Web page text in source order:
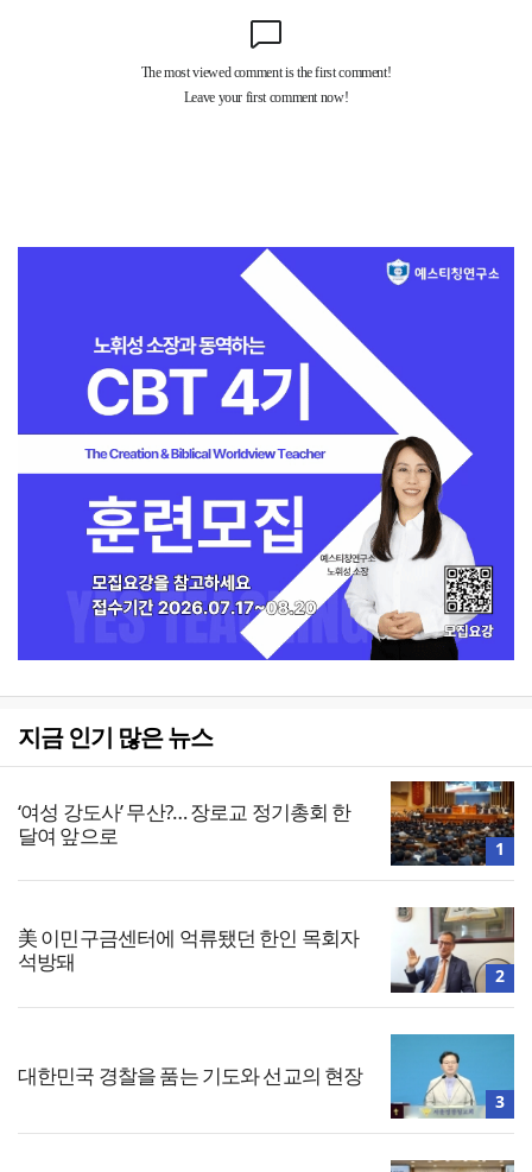
지금 인기 많은 뉴스
‘여성 강도사’ 무산?… 장로교 정기총회 한
달여 앞으로
1
美 이민구금센터에 억류됐던 한인 목회자
석방돼
2
대한민국 경찰을 품는 기도와 선교의 현장
3